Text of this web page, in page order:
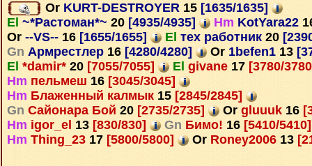
Or KURT-DESTROYER 15 [1635/1635]
El ~*Растоман*~ 20 [4935/4935] Hm KotYara22
Or --VS-- 16 [1655/1655] El тех работник 20
Gn Армрестлер 16 [4280/4280] Or 1befen1 13
El *damir* 20 [7055/7055] El givane 17 [3780/
Hm пельмеш 16 [3045/3045]
Hm Блаженный калмык 15 [2845/2845]
Gn Сайонара Бой 20 [2735/2735] Or gluuuk 16
Hm igor_el 13 [830/830] Gn Бимо! 16 [5410/
Hm Thing_23 17 [5800/5800] Or Roney2006 13